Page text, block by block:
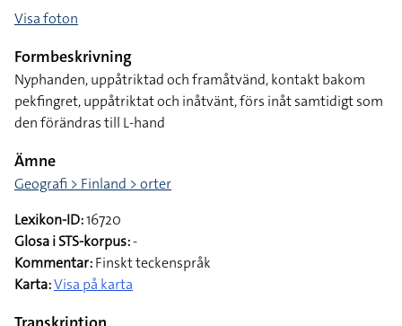
Visa foton
Formbeskrivning
Nyphanden, uppåtriktad och framåtvänd, kontakt bakom
pekfingret, uppåtriktat och inåtvänt, förs inåt samtidigt som
den förändras till L-hand
Ämne
Geografi > Finland > orter
Lexikon-ID:16720
Glosa i STS-korpus:-
Kommentar:Finskt teckenspråk
Karta:Visa på karta